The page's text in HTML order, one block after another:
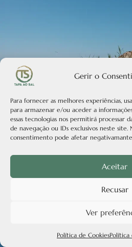
Gerir o
Para fornecer as melhores experiências,
para armazenar e/ou aceder a
essas tecnologias nos permitirá processar
de navegação ou IDs exclusivos neste
consentimento pode afetar
Aceitar
Recusar
Ver
Política de CookiesPolítica